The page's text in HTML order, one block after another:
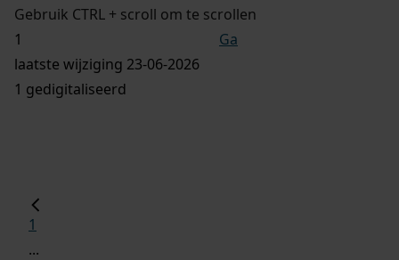
Gebruik CTRL + scroll om te scrollen
Ga
laatste wijziging 23-06-2026
1 gedigitaliseerd
1
...